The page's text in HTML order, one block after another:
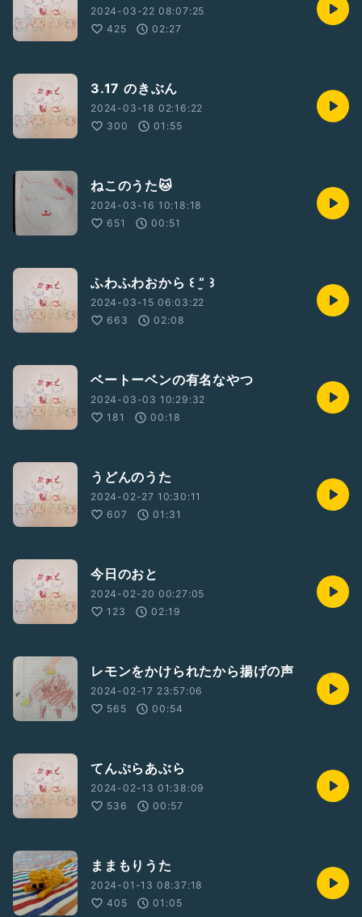
2024-03-22 08:07:25
425
02:27
3.17 のきぶん
2024-03-18 02:16:22
300
01:55
ねこのうた🐱
2024-03-16 10:18:18
651
00:51
ふわふわおから ꒰ “̮ ꒱
2024-03-15 06:03:22
663
02:08
ベートーベンの有名なやつ
2024-03-03 10:29:32
181
00:18
うどんのうた
2024-02-27 10:30:11
607
01:31
今日のおと
2024-02-20 00:27:05
123
02:19
レモンをかけられたから揚げの声
2024-02-17 23:57:06
565
00:54
てんぷらあぶら
2024-02-13 01:38:09
536
00:57
ままもりうた
2024-01-13 08:37:18
405
01:05